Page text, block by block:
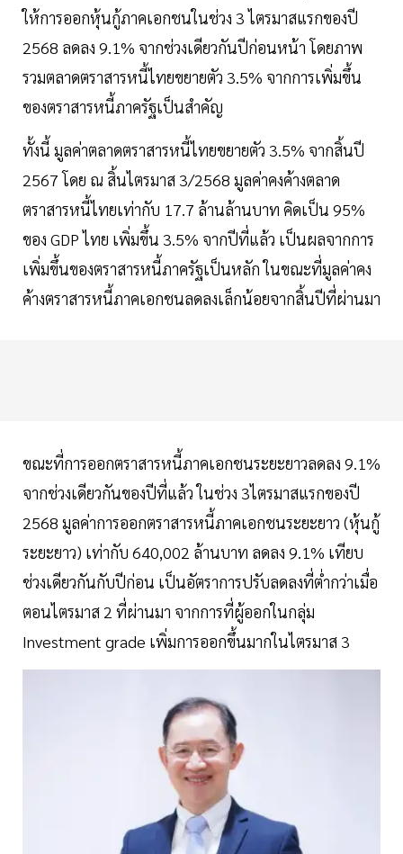
ให้การออกหุ้นกู้ภาคเอกชนในช่วง 3 ไตรมาสแรกของปี
2568 ลดลง 9.1% จากช่วงเดียวกันปีก่อนหน้า โดยภาพ
รวมตลาดตราสารหนี้ไทยขยายตัว 3.5% จากการเพิ่มขึ้น
ของตราสารหนี้ภาครัฐเป็นสำคัญ
ทั้งนี้ มูลค่าตลาดตราสารหนี้ไทยขยายตัว 3.5% จากสิ้นปี
2567 โดย ณ สิ้นไตรมาส 3/2568 มูลค่าคงค้างตลาด
ตราสารหนี้ไทยเท่ากับ 17.7 ล้านล้านบาท คิดเป็น 95%
ของ GDP ไทย เพิ่มขึ้น 3.5% จากปีที่แล้ว เป็นผลจากการ
เพิ่มขึ้นของตราสารหนี้ภาครัฐเป็นหลัก ในขณะที่มูลค่าคง
ค้างตราสารหนี้ภาคเอกชนลดลงเล็กน้อยจากสิ้นปีที่ผ่านมา
ขณะที่การออกตราสารหนี้ภาคเอกชนระยะยาวลดลง 9.1%
จากช่วงเดียวกันของปีที่แล้ว ในช่วง 3ไตรมาสแรกของปี
2568 มูลค่าการออกตราสารหนี้ภาคเอกชนระยะยาว (หุ้นกู้
ระยะยาว) เท่ากับ 640,002 ล้านบาท ลดลง 9.1% เทียบ
ช่วงเดียวกันกับปีก่อน เป็นอัตราการปรับลดลงที่ต่ำกว่าเมื่อ
ตอนไตรมาส 2 ที่ผ่านมา จากการที่ผู้ออกในกลุ่ม
Investment grade เพิ่มการออกขึ้นมากในไตรมาส 3